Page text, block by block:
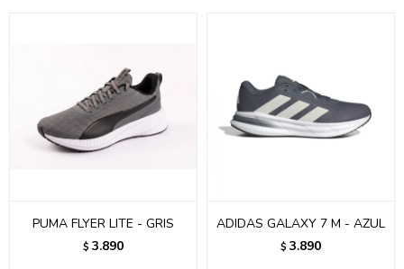
PUMA FLYER LITE - GRIS
$ 3.890
ADIDAS GALAXY 7 M - AZUL
$ 3.890